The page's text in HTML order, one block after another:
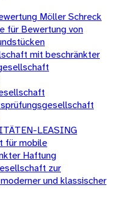
Möller Schreck
für Bewertung von
mit beschränkter
LEASING
für mobile
Haftung
zur
und klassischer